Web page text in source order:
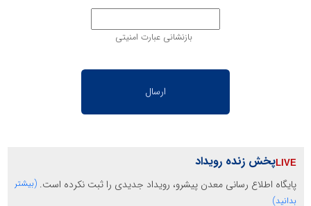
بازنشانی عبارت امنیتی
پخش زنده رویداد
پایگاه اطلاع رسانی معدن پیشرو، رویداد جدیدی را ثبت نکرده است. (بیشتر
بدانید)